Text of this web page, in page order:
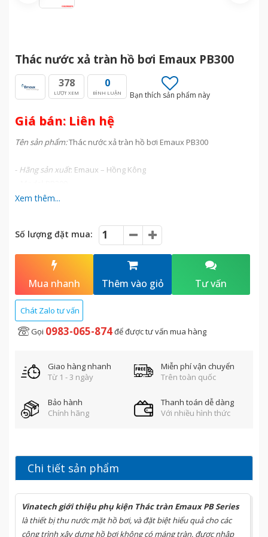
Thác nước xả tràn hồ bơi Emaux PB300
378
LƯỢT XEM
0
BÌNH LUẬN Bạn thích sản phẩm này
Giá bán: Liên hệ
Tên sản phẩm:Thác nước xả tràn hồ bơi Emaux PB300
- Hãng sản xuất: Emaux – Hồng Kông
-Tốc độ dòng chảy:
: Acrylic – có màu trắng sữa, không ăn mòn hóa học
-Công suất: 4W
-Đường kính kết nối: Ø38 mm
: 4W-12DC, có khả năng đổi màu bằng điều khiển từ xa.
Thiết bị được thiết kế phù hợp để lắp đặt trang trí các công trình
xây dựng hồ bơi gia đình, hồ bơi kinh doanh, như thác tràn hồ bơi,
thác nước hồ bơi, thác nước trang trí hồ bơi, hoặc các khu nghỉ
dưỡng, massage, đài phun nước…
Xem thêm...
Số lượng đặt mua:
Mua nhanh Thêm vào giỏ Tư vấn
Chát Zalo tư vấn
Gọi 0983-065-874để được tư vấn mua hàng
Giao hàng nhanh
Từ 1 - 3 ngày
Miễn phí vận chuyển
Trên toàn quốc
Bảo hành
Chính hãng
Thanh toán dễ dàng
Với nhiều hình thức
Chi tiết sản phẩm
Vinatech giới thiệuphụ kiện Thác tràn Emaux PB Series
làthiết bị thu nước mặt hồ bơi, và đặt biệt hiểu quả cho các
công trình xây dựng hồ bơi không có máng tràn, được nhập